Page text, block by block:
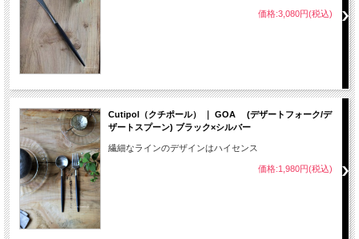
価格:3,080円(税込)
Cutipol（クチポール） ｜ GOA (デザートフォーク/デ
ザートスプーン) ブラック×シルバー
繊細なラインのデザインはハイセンス
価格:1,980円(税込)